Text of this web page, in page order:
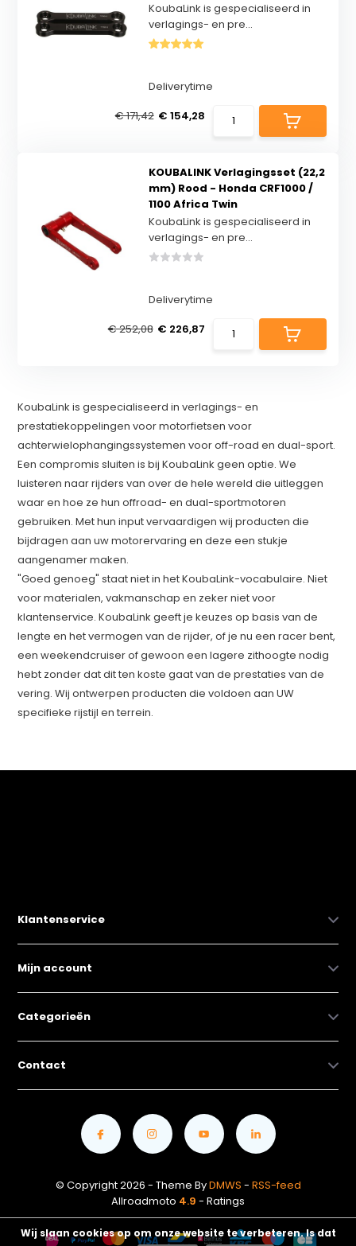
KoubaLink is gespecialiseerd in
verlagings- en pre...
Deliverytime
€ 171,42 € 154,28
KOUBALINK Verlagingsset (22,2
mm) Rood - Honda CRF1000 /
1100 Africa Twin
KoubaLink is gespecialiseerd in
verlagings- en pre...
Deliverytime
€ 252,08 € 226,87
KoubaLink is gespecialiseerd in verlagings- en
prestatiekoppelingen voor motorfietsen voor
achterwielophangingssystemen voor off-road en dual-sport.
Een compromis sluiten is bij KoubaLink geen optie. We
luisteren naar rijders van over de hele wereld die uitleggen
waar en hoe ze hun offroad- en dual-sportmotoren
gebruiken. Met hun input vervaardigen wij producten die
bijdragen aan uw motorervaring en deze een stukje
aangenamer maken.
"Goed genoeg" staat niet in het KoubaLink-vocabulaire. Niet
voor materialen, vakmanschap en zeker niet voor
klantenservice. KoubaLink geeft je keuzes op basis van de
lengte en het vermogen van de rijder, of je nu een racer bent,
een weekendcruiser of gewoon een lagere zithoogte nodig
hebt zonder dat dit ten koste gaat van de prestaties van de
vering. Wij ontwerpen producten die voldoen aan UW
specifieke rijstijl en terrein.
Klantenservice
Mijn account
Categorieën
Contact
© Copyright 2026 - Theme ByDMWS - RSS-feed
Allroadmoto 4.9 - Ratings
Wij slaan cookies op om onze website te verbeteren. Is dat